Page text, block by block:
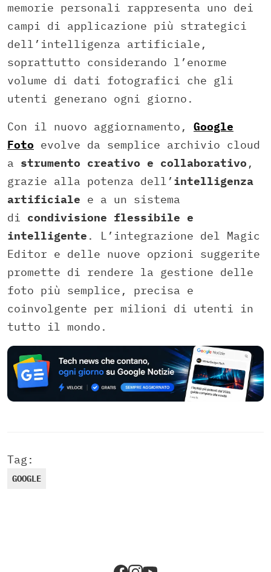
memorie personali rappresenta uno dei
campi di applicazione più strategici
dell’intelligenza artificiale,
soprattutto considerando l’enorme
volume di dati fotografici che gli
utenti generano ogni giorno.
Con il nuovo aggiornamento, Google
Foto evolve da semplice archivio cloud
a strumento creativo e collaborativo ,
grazie alla potenza dell’ intelligenza
artificiale e a un sistema
di condivisione flessibile e
intelligente . L’integrazione del Magic
Editor e delle nuove opzioni suggerite
promette di rendere la gestione delle
foto più semplice, precisa e
coinvolgente per milioni di utenti in
tutto il mondo.
Tag:
GOOGLE